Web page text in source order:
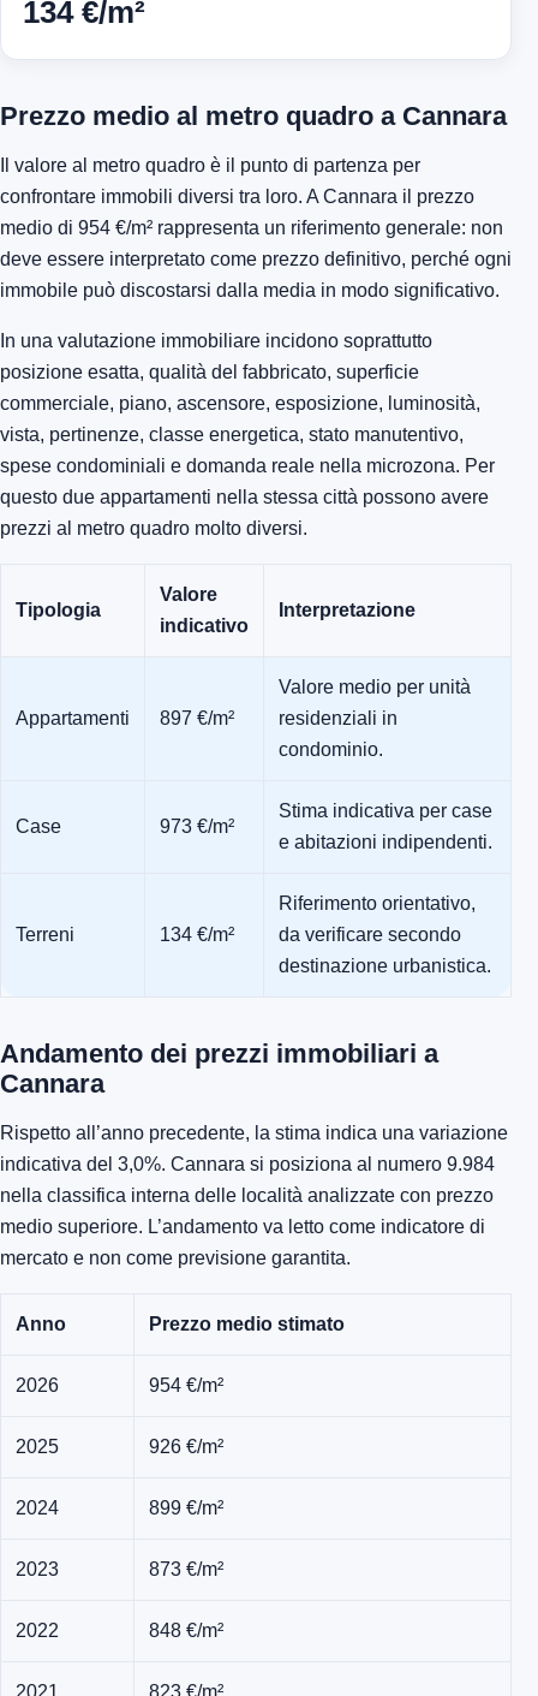
134 €/m²
Prezzo medio al metro quadro a Cannara
Il valore al metro quadro è il punto di partenza per
confrontare immobili diversi tra loro. A Cannara il prezzo
medio di 954 €/m² rappresenta un riferimento generale: non
deve essere interpretato come prezzo definitivo, perché ogni
immobile può discostarsi dalla media in modo significativo.
In una valutazione immobiliare incidono soprattutto
posizione esatta, qualità del fabbricato, superficie
commerciale, piano, ascensore, esposizione, luminosità,
vista, pertinenze, classe energetica, stato manutentivo,
spese condominiali e domanda reale nella microzona. Per
questo due appartamenti nella stessa città possono avere
prezzi al metro quadro molto diversi.
Tipologia
Valore
indicativo
Interpretazione
Appartamenti 897 €/m²
Valore medio per unità
residenziali in
condominio.
Case 973 €/m²
Stima indicativa per case
e abitazioni indipendenti.
Terreni 134 €/m²
Riferimento orientativo,
da verificare secondo
destinazione urbanistica.
Andamento dei prezzi immobiliari a
Cannara
Rispetto all’anno precedente, la stima indica una variazione
indicativa del 3,0%. Cannara si posiziona al numero 9.984
nella classifica interna delle località analizzate con prezzo
medio superiore. L’andamento va letto come indicatore di
mercato e non come previsione garantita.
Anno Prezzo medio stimato
2026 954 €/m²
2025 926 €/m²
2024 899 €/m²
2023 873 €/m²
2022 848 €/m²